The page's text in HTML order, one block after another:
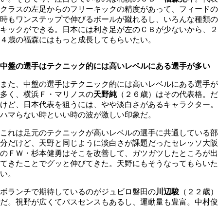
クラスの左足からのフリーキックの精度があって、フィードの
時もワンステップで伸びるボールが蹴れるし、いろんな種類の
キックができる。日本には利き足が左のＣＢが少ないから、２
４歳の福森にはもっと成長してもらいたい。
中盤の選手はテクニック的には高いレベルにある選手が多い
また、中盤の選手はテクニック的には高いレベルにある選手が
多く、横浜Ｆ・マリノスの天野純（２６歳）はその代表格。だ
けど、日本代表を狙うには、やや淡白さがあるキャラクター。
ハマらない時といい時の波が激しい印象だ。
これは足元のテクニックが高いレベルの選手に共通している部
分だけど、天野と同じように淡白さが課題だったセレッソ大阪
のＦＷ・杉本健勇はそこを改善して、ガツガツしたところが出
てきたことでグッと伸びてきた。天野にもそうなってもらいた
い。
ボランチで期待しているのがジュビロ磐田の川辺駿 （２２歳）
だ。視野が広くてパスセンスもあるし、運動量も豊富。中村俊